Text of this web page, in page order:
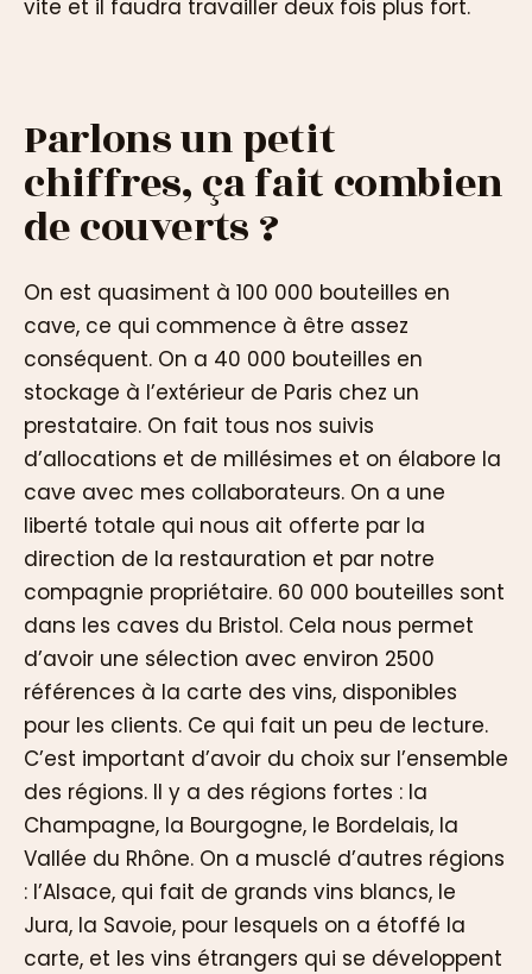
vite et il faudra travailler deux fois plus fort.
Parlons un petit
chiffres, ça fait combien
de couverts ?
On est quasiment à 100 000 bouteilles en
cave, ce qui commence à être assez
conséquent. On a 40 000 bouteilles en
stockage à l’extérieur de Paris chez un
prestataire. On fait tous nos suivis
d’allocations et de millésimes et on élabore la
cave avec mes collaborateurs. On a une
liberté totale qui nous ait offerte par la
direction de la restauration et par notre
compagnie propriétaire. 60 000 bouteilles sont
dans les caves du Bristol. Cela nous permet
d’avoir une sélection avec environ 2500
références à la carte des vins, disponibles
pour les clients. Ce qui fait un peu de lecture.
C’est important d’avoir du choix sur l’ensemble
des régions. Il y a des régions fortes : la
Champagne, la Bourgogne, le Bordelais, la
Vallée du Rhône. On a musclé d’autres régions
: l’Alsace, qui fait de grands vins blancs, le
Jura, la Savoie, pour lesquels on a étoffé la
carte, et les vins étrangers qui se développent